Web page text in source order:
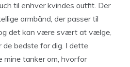
til enhver kvindes outfit. Der
armbånd, der passer til
det kan være svært at vælge,
de bedste for dig. I dette
mine tanker om, hvorfor